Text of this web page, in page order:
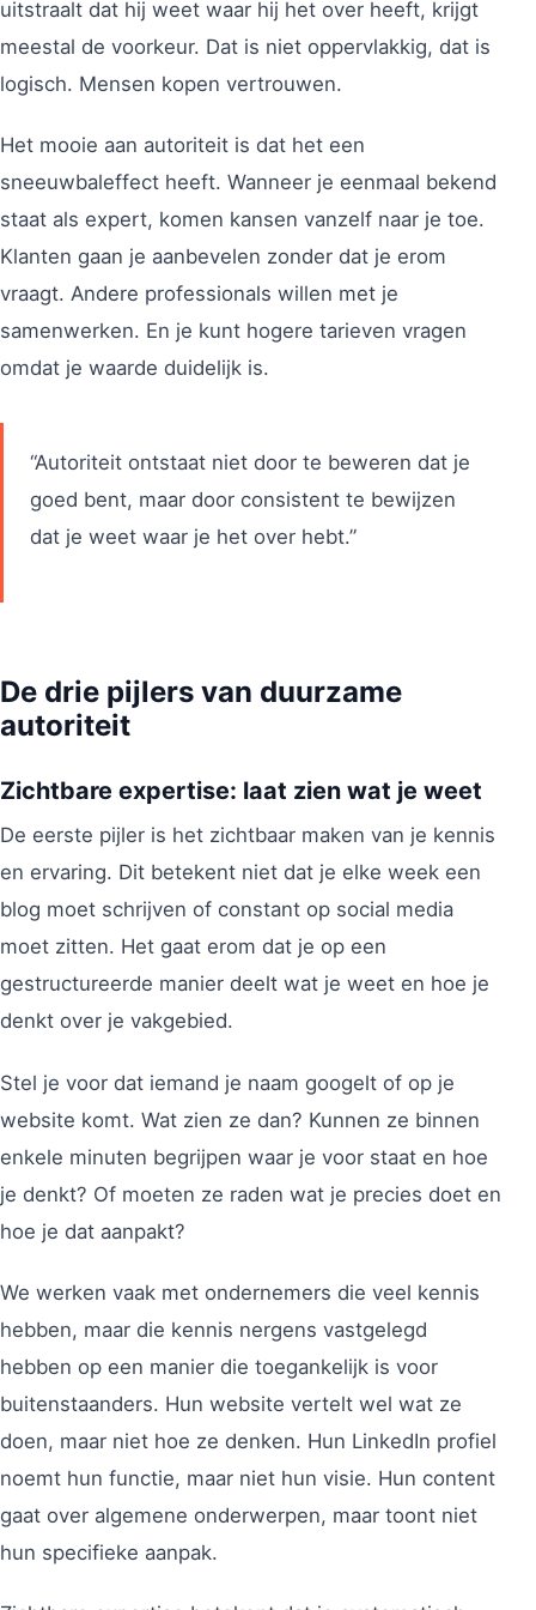
uitstraalt dat hij weet waar hij het over heeft, krijgt
meestal de voorkeur. Dat is niet oppervlakkig, dat is
logisch. Mensen kopen vertrouwen.
Het mooie aan autoriteit is dat het een
sneeuwbaleffect heeft. Wanneer je eenmaal bekend
staat als expert, komen kansen vanzelf naar je toe.
Klanten gaan je aanbevelen zonder dat je erom
vraagt. Andere professionals willen met je
samenwerken. En je kunt hogere tarieven vragen
omdat je waarde duidelijk is.
“Autoriteit ontstaat niet door te beweren dat je
goed bent, maar door consistent te bewijzen
dat je weet waar je het over hebt.”
De drie pijlers van duurzame
autoriteit
Zichtbare expertise: laat zien wat je weet
De eerste pijler is het zichtbaar maken van je kennis
en ervaring. Dit betekent niet dat je elke week een
blog moet schrijven of constant op social media
moet zitten. Het gaat erom dat je op een
gestructureerde manier deelt wat je weet en hoe je
denkt over je vakgebied.
Stel je voor dat iemand je naam googelt of op je
website komt. Wat zien ze dan? Kunnen ze binnen
enkele minuten begrijpen waar je voor staat en hoe
je denkt? Of moeten ze raden wat je precies doet en
hoe je dat aanpakt?
We werken vaak met ondernemers die veel kennis
hebben, maar die kennis nergens vastgelegd
hebben op een manier die toegankelijk is voor
buitenstaanders. Hun website vertelt wel wat ze
doen, maar niet hoe ze denken. Hun LinkedIn profiel
noemt hun functie, maar niet hun visie. Hun content
gaat over algemene onderwerpen, maar toont niet
hun specifieke aanpak.